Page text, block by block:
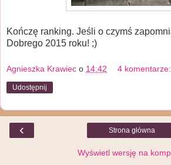
Kończę ranking. Jeśli o czymś
Dobrego 2015 roku! ;)
Agnieszka Krawiec o 14:42 4 komentarze:
Udostępnij
‹ Strona główna
Wyświetl wersję na